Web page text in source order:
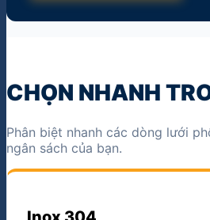
CHỌN NHANH
ngân sách của bạn.
Inox 304
check_circle Độ bền trên 10 năm